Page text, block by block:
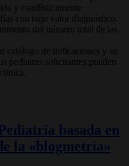
y estadísticamente
con bajo valor diagnóstico.
del número total de las
catálogo de indicaciones y su
pediatras solicitantes pueden
basada en
la «blogmetría»